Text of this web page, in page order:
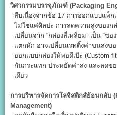
วิศวกรรมบรรจุภัณฑ์ (Packaging
สืบเนื่องจากข้อ 17 การออกแบบแพ็ก
ไม่ใช่แค่ศิลปะ การลดความสูงของก
เปลี่ยนจาก “กล่องสี่เหลี่ยม” เป็น “ซ
แตกหัก อาจเปลี่ยนเรทติ้งค่าขนส่งข
ออกแบบกล่องให้พอดีเป๊ะ (Custom-
กันกระแทก ประหยัดค่าส่ง และลดข
เดียว
การบริหารจัดการโลจิสติกส์ย้อนกลับ
Management)